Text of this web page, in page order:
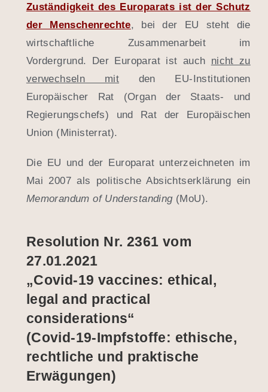
Zuständigkeit des Europarats ist der Schutz
der Menschenrechte, bei der EU steht die
wirtschaftliche Zusammenarbeit im
Vordergrund. Der Europarat ist auch nicht zu
verwechseln mit den EU-Institutionen
Europäischer Rat (Organ der Staats- und
Regierungschefs) und Rat der Europäischen
Union (Ministerrat).
Die EU und der Europarat unterzeichneten im
Mai 2007 als politische Absichtserklärung ein
Memorandum of Understanding(MoU).
Resolution Nr. 2361 vom
27.01.2021
„Covid-19 vaccines: ethical,
legal and practical
considerations“
(Covid-19-Impfstoffe: ethische,
rechtliche und praktische
Erwägungen)